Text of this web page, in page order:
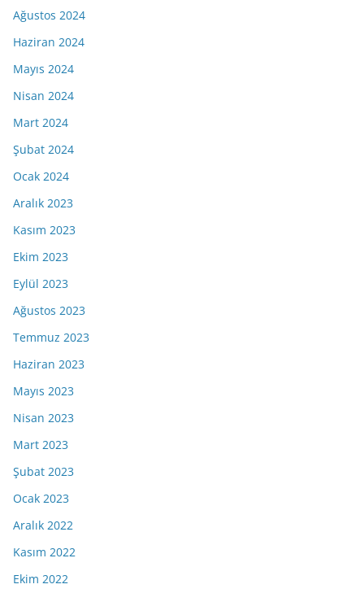
Ağustos 2024
Haziran 2024
Mayıs 2024
Nisan 2024
Mart 2024
Şubat 2024
Ocak 2024
Aralık 2023
Kasım 2023
Ekim 2023
Eylül 2023
Ağustos 2023
Temmuz 2023
Haziran 2023
Mayıs 2023
Nisan 2023
Mart 2023
Şubat 2023
Ocak 2023
Aralık 2022
Kasım 2022
Ekim 2022